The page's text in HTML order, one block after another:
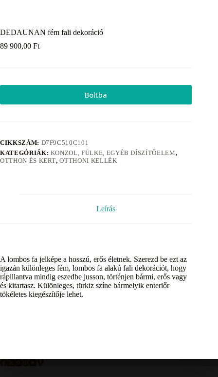
DEDAUNAN fém fali dekoráció
89 900,00 Ft
Boltba
CIKKSZÁM: D7F9C510C101
KATEGÓRIÁK: KONZOL, FÜLKE, EGYÉB DÍSZÍTÕELEM,
OTTHON ÉS KERT,OTTHONI KELLÉK
Leírás
A lombos fa jelképe a hosszú, erős életnek. Szerezd be ezt az
igazán különleges fém, lombos fa alakú fali dekorációt, hogy
rápillantva mindig eszedbe jusson, történjen bármi, erős vagy
és kitartasz. Különleges, türkiz színe bármelyik enteriőr
tökéletes kiegészítője lehet.